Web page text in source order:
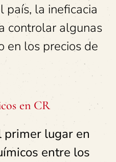
país, la ineficacia
controlar algunas
en los precios de
en CR
primer lugar en
entre los